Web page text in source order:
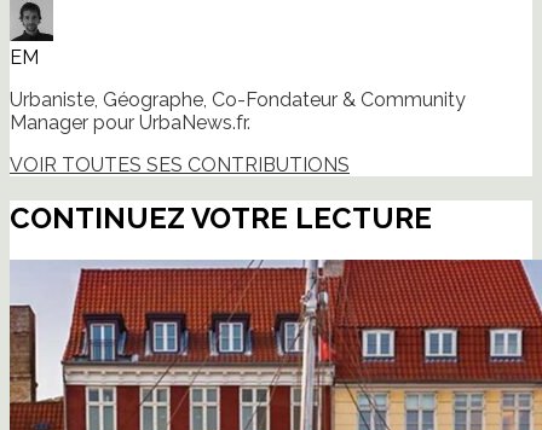
EM
Urbaniste, Géographe, Co-Fondateur & Community
Manager pour UrbaNews.fr.
VOIR TOUTES SES CONTRIBUTIONS
CONTINUEZ VOTRE LECTURE